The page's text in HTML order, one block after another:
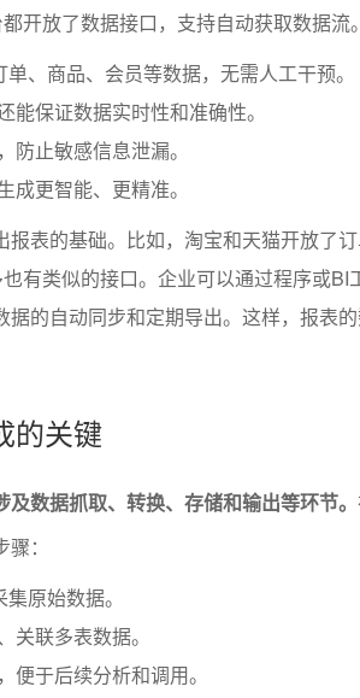
开放了数据接口，支持自动获取数据流
、商品、会员等数据，无需人工干预。
保证数据实时性和准确性。
止敏感信息泄漏。
更智能、更精准。
表的基础。比如，淘宝和天猫开放了
有类似的接口。企业可以通过程序或BI
的自动同步和定期导出。这样，报表
的关键
数据抓取、转换、存储和输出等环节。
：
原始数据。
联多表数据。
于后续分析和调用。